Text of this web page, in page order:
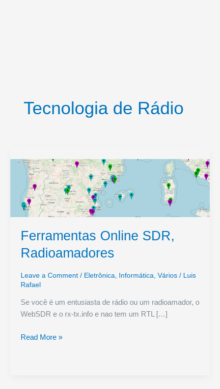
Tecnologia de Rádio
Ferramentas Online SDR,
Radioamadores
Leave a Comment / Eletrônica, Informática, Vários/ Luis
Rafael
Se você é um entusiasta de rádio ou um radioamador, o
WebSDR e o rx-tx.info e nao tem um RTL […]
Ferramentas
Read More »